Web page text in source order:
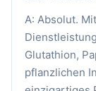
A: Absolut.
Glutathion,
pflanzlichen